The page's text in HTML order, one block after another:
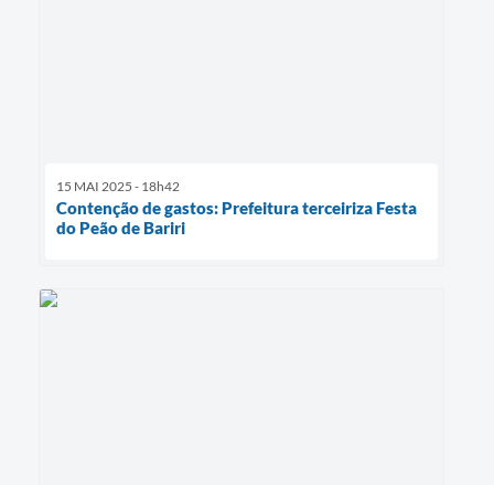
15 MAI 2025 - 18h42
Contenção de gastos: Prefeitura terceiriza Festa
do Peão de Bariri